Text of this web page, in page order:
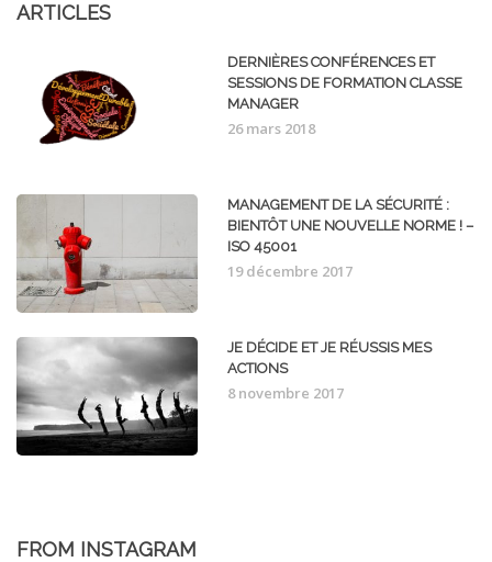
ARTICLES
DERNIÈRES CONFÉRENCES ET
SESSIONS DE FORMATION CLASSE
MANAGER
26 mars 2018
MANAGEMENT DE LA SÉCURITÉ :
BIENTÔT UNE NOUVELLE NORME ! –
ISO 45001
19 décembre 2017
JE DÉCIDE ET JE RÉUSSIS MES
ACTIONS
8 novembre 2017
FROM INSTAGRAM